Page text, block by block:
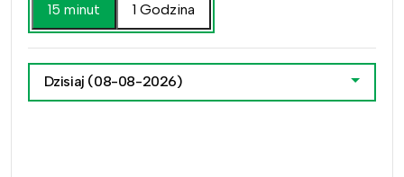
15 minut
1 Godzina
Dzisiaj (08-08-2026)